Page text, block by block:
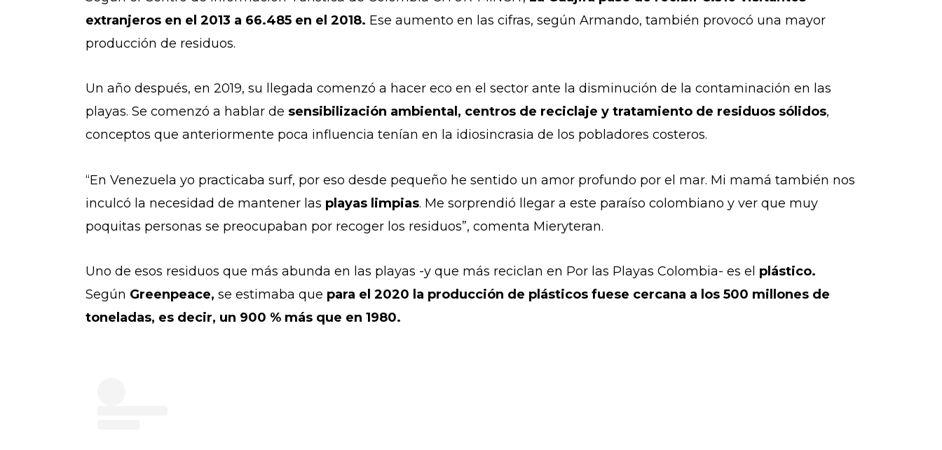
extranjeros en el 2013 a 66.485 en el 2018. Ese aumento en las cifras, según Armando, también provocó una mayor
producción de residuos.
Un año después, en 2019, su llegada comenzó a hacer eco en el sector ante la disminución de la contaminación en las
playas. Se comenzó a hablar de sensibilización ambiental, centros de reciclaje y tratamiento de residuos sólidos,
conceptos que anteriormente poca influencia tenían en la idiosincrasia de los pobladores costeros.
“En Venezuela yo practicaba surf, por eso desde pequeño he sentido un amor profundo por el mar. Mi mamá también nos
inculcó la necesidad de mantener las playas limpias. Me sorprendió llegar a este paraíso colombiano y ver que muy
poquitas personas se preocupaban por recoger los residuos”, comenta Mieryteran.
Uno de esos residuos que más abunda en las playas -y que más reciclan en Por las Playas Colombia- es el plástico.
Según Greenpeace, se estimaba que para el 2020 la producción de plásticos fuese cercana a los 500 millones de
toneladas, es decir, un 900 % más que en 1980.